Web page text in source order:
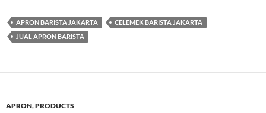
APRON BARISTA JAKARTA
CELEMEK BARISTA JAKARTA
JUAL APRON BARISTA
APRON,PRODUCTS